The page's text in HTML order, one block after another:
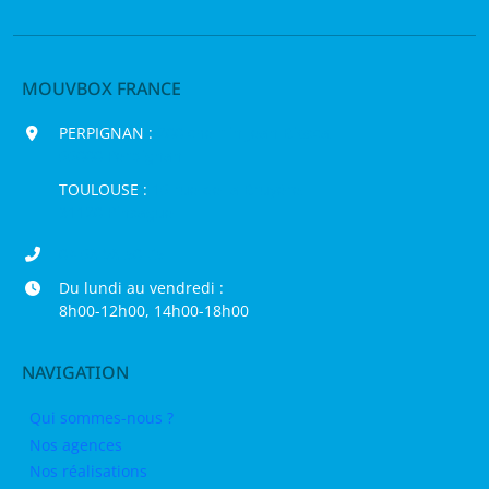
MOUVBOX FRANCE
PERPIGNAN :
TOULOUSE :
Du lundi au vendredi :
8h00-12h00, 14h00-18h00
NAVIGATION
Qui sommes-nous ?
Nos agences
Nos réalisations